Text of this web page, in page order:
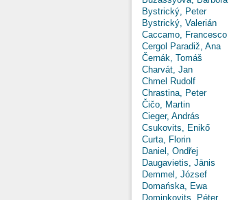
Bystrický, Peter
Bystrický, Valerián
Caccamo, Francesco
Cergol Paradiž, Ana
Černák, Tomáš
Charvát, Jan
Chmel Rudolf
Chrastina, Peter
Čičo, Martin
Cieger, András
Csukovits, Enikő
Curta, Florin
Daniel, Ondřej
Daugavietis, Jānis
Demmel, József
Domańska, Ewa
Dominkovits, Péter